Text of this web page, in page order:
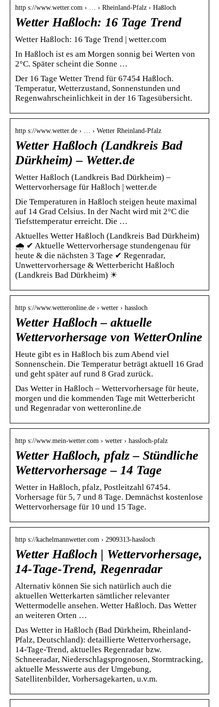
http s://www.wetter.com › … › Rheinland-Pfalz › Haßloch
Wetter Haßloch: 16 Tage Trend
Wetter Haßloch: 16 Tage Trend | wetter.com
In Haßloch ist es am Morgen sonnig bei Werten von
2°C. Später scheint die Sonne …
Der 16 Tage Wetter Trend für 67454 Haßloch.
Temperatur, Wetterzustand, Sonnenstunden und
Regenwahrscheinlichkeit in der 16 Tagesübersicht.
http s://www.wetter.de › … › Wetter Rheinland-Pfalz
Wetter Haßloch (Landkreis Bad
Dürkheim) – Wetter.de
Wetter Haßloch (Landkreis Bad Dürkheim) –
Wettervorhersage für Haßloch | wetter.de
Die Temperaturen in Haßloch steigen heute maximal
auf 14 Grad Celsius. In der Nacht wird mit 2°C die
Tiefsttemperatur erreicht. Die …
Aktuelles Wetter Haßloch (Landkreis Bad Dürkheim)
🌧️ ✔ Aktuelle Wettervorhersage stundengenau für
heute & die nächsten 3 Tage ✔ Regenradar,
Unwettervorhersage & Wetterbericht Haßloch
(Landkreis Bad Dürkheim) ☀
http s://www.wetteronline.de › wetter › hassloch
Wetter Haßloch – aktuelle
Wettervorhersage von WetterOnline
Heute gibt es in Haßloch bis zum Abend viel
Sonnenschein. Die Temperatur beträgt aktuell 16 Grad
und geht später auf rund 8 Grad zurück.
Das Wetter in Haßloch – Wettervorhersage für heute,
morgen und die kommenden Tage mit Wetterbericht
und Regenradar von wetteronline.de
http s://www.mein-wetter.com › wetter › hassloch-pfalz
Wetter Haßloch, pfalz – Stündliche
Wettervorhersage – 14 Tage
Wetter in Haßloch, pfalz, Postleitzahl 67454.
Vorhersage für 5, 7 und 8 Tage. Demnächst kostenlose
Wettervorhersage für 10 und 15 Tage.
http s://kachelmannwetter.com › 2909313-hassloch
Wetter Haßloch | Wettervorhersage,
14-Tage-Trend, Regenradar
Alternativ können Sie sich natürlich auch die
aktuellen Wetterkarten sämtlicher relevanter
Wettermodelle ansehen. Wetter Haßloch. Das Wetter
an weiteren Orten …
Das Wetter in Haßloch (Bad Dürkheim, Rheinland-
Pfalz, Deutschland): detaillierte Wettervorhersage,
14-Tage-Trend, aktuelles Regenradar bzw.
Schneeradar, Niederschlagsprognosen, Stormtracking,
aktuelle Messwerte aus der Umgebung,
Satellitenbilder, Vorhersagekarten, u.v.m.